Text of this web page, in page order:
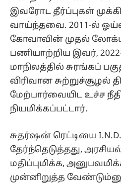
இவரோட தீர்ப்புகள்
வாய்ந்தவை. 2011-ல்
கோவாவின் முதல்
பணியாற்றிய இவர்,
மாநிலத்தில் சுரங்கப்
விரிவான சுற்றுச்சூழல்
மேற்பார்வையிட உச்ச
நியமிக்கப்பட்டார்.
சுதர்ஷன் ரெட்டியை
தேர்ந்தெடுத்தது,
மதிப்புமிக்க,
முன்னிறுத்த